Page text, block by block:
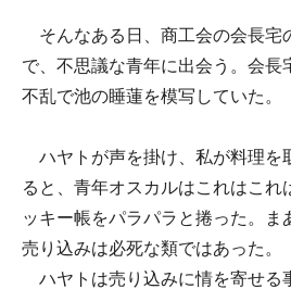
そんなある日、商工会の会長宅
で、不思議な青年に出会う。会長
不乱で池の睡蓮を模写していた。
ハヤトが声を掛け、私が料理を
ると、青年オスカルはこれはこれ
ッキー帳をパラパラと捲った。ま
売り込みは必死な類ではあった。
ハヤトは売り込みに情を寄せる